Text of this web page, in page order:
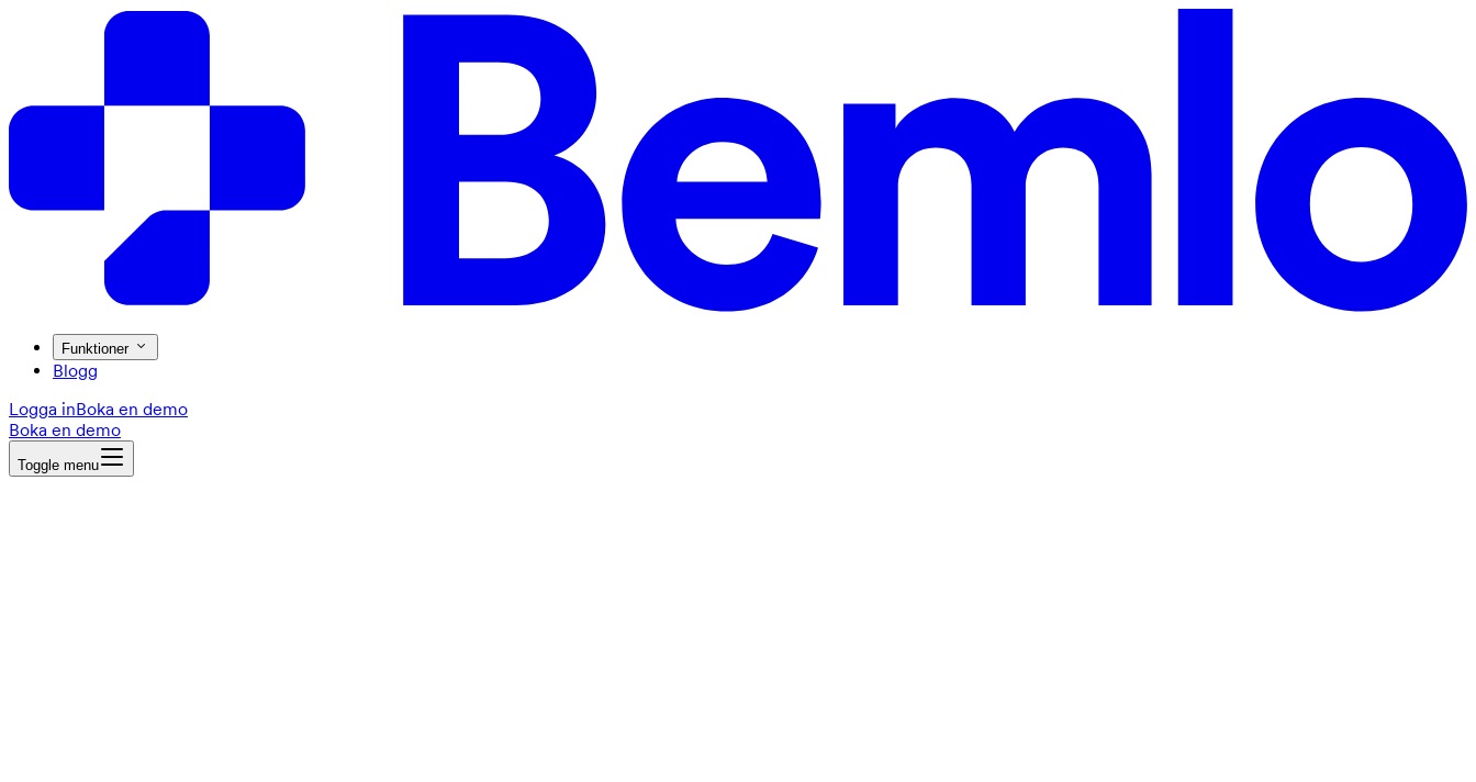
Funktioner
Blogg
Logga inBoka en demo
Boka en demo
Toggle menu